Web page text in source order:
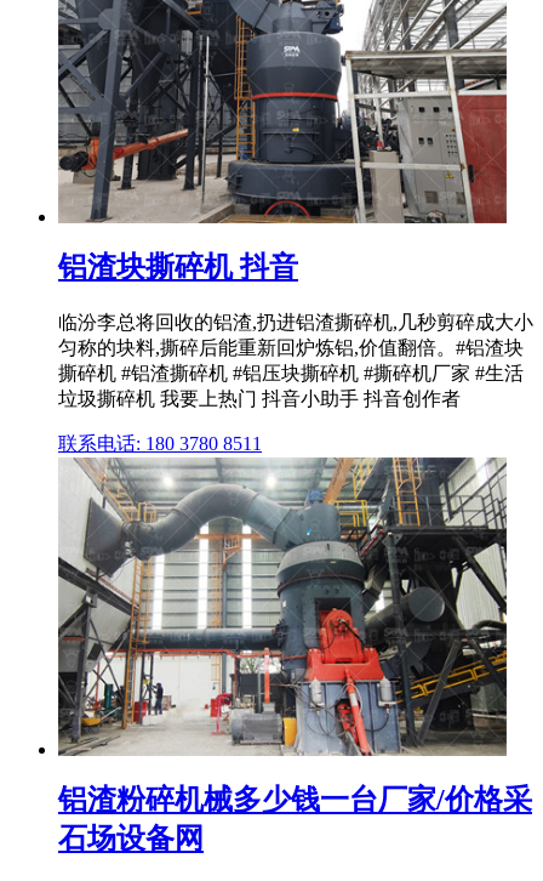
铝渣块撕碎机 抖音
临汾李总将回收的铝渣,扔进铝渣撕碎机,几秒剪碎成大小
匀称的块料,撕碎后能重新回炉炼铝,价值翻倍。#铝渣块
撕碎机 #铝渣撕碎机 #铝压块撕碎机 #撕碎机厂家 #生活
垃圾撕碎机 我要上热门 抖音小助手 抖音创作者
联系电话: 180 3780 8511
铝渣粉碎机械多少钱一台厂家/价格采
石场设备网